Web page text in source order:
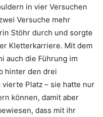
in vier Versuchen
Versuche mehr
Stöhr durch und sorgte
Kletterkarriere. Mit dem
auch die Führung im
hinter den drei
Platz – sie hatte nur
können, damit aber
dass mit ihr